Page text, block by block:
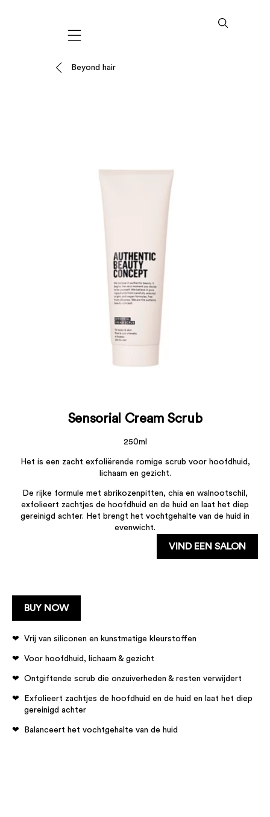
Mobile navigation
Beyond hair
Sensorial Cream Scrub
250ml
Het is een zacht exfoliërende romige scrub voor hoofdhuid,
lichaam en gezicht.
De rijke formule met abrikozenpitten, chia en walnootschil,
exfolieert zachtjes de hoofdhuid en de huid en laat het diep
gereinigd achter. Het brengt het vochtgehalte van de huid in
evenwicht.
VIND EEN SALON
BUY NOW
Vrij van siliconen en kunstmatige kleurstoffen
Voor hoofdhuid, lichaam & gezicht
Ontgiftende scrub die onzuiverheden & resten verwijdert
Exfolieert zachtjes de hoofdhuid en de huid en laat het diep
gereinigd achter
Balanceert het vochtgehalte van de huid